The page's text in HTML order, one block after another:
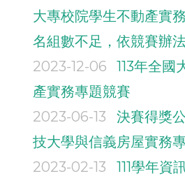
大專校院學生不動產實
名組數不足，依競賽辦
2023-12-06
113年全國
產實務專題競賽
2023-06-13
決賽得獎
技大學與信義房屋實務
2023-02-13
111學年資